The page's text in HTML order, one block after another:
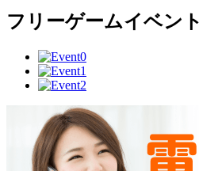
フリーゲームイベン